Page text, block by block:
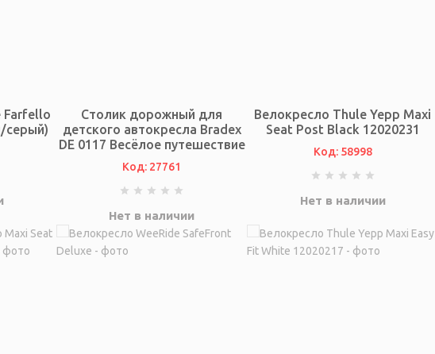
Farfello
серый)
Столик дорожный для
детского автокресла Bradex
DE 0117 Весёлое путешествие
Код: 27761
Нет в наличии
Велокресло Thule Yepp Maxi
Seat Post Black 12020231
Код: 58998
Нет в наличии